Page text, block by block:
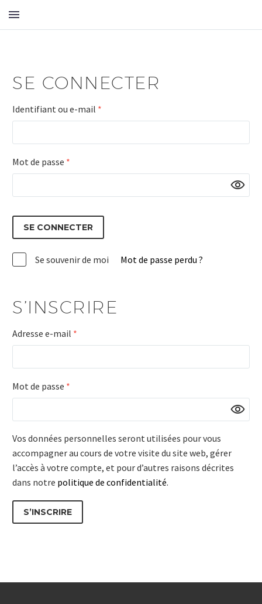
ENGLISH
SE CONNECTER
Identifiant ou e-mail *
Mot de passe *
Alternative:
SE CONNECTER
Se souvenir de moi Mot de passe perdu ?
S’INSCRIRE
Adresse e-mail *
Mot de passe *
Vos données personnelles seront utilisées pour vous
accompagner au cours de votre visite du site web, gérer
l’accès à votre compte, et pour d’autres raisons décrites
dans notre politique de confidentialité.
S’INSCRIRE